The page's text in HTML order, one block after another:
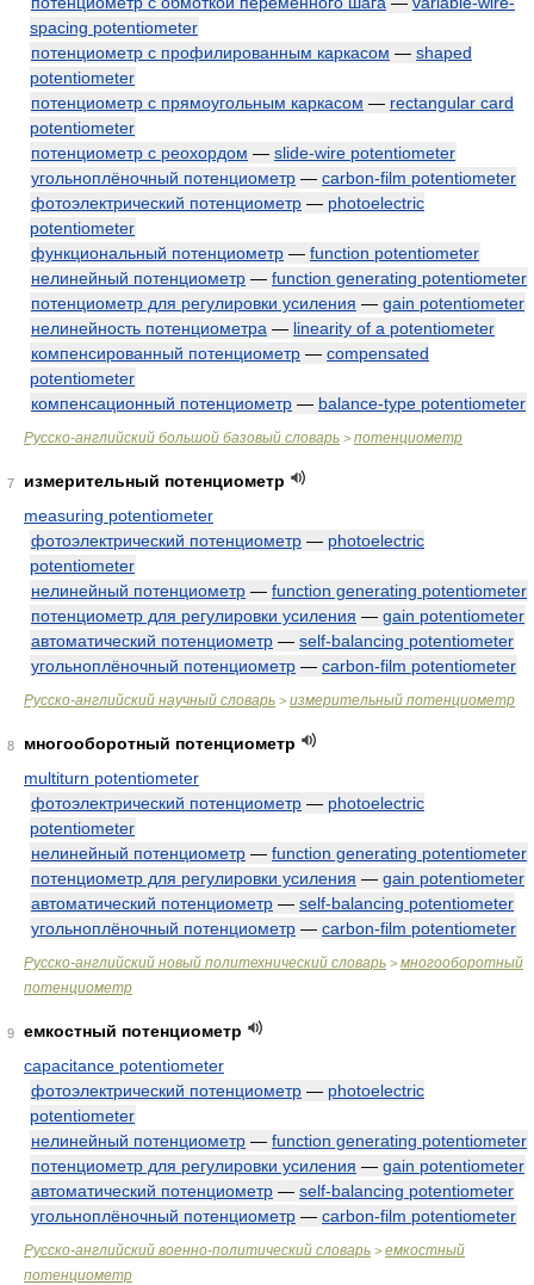
spacing potentiometer
потенциометр с профилированным каркасом — shaped
potentiometer
потенциометр с прямоугольным каркасом — rectangular card
potentiometer
потенциометр с реохордом — slide-wire potentiometer
угольноплёночный потенциометр — carbon-film potentiometer
фотоэлектрический потенциометр — photoelectric
potentiometer
функциональный потенциометр — function potentiometer
нелинейный потенциометр — function generating potentiometer
потенциометр для регулировки усиления — gain potentiometer
нелинейность потенциометра — linearity of a potentiometer
компенсированный потенциометр — compensated
potentiometer
компенсационный потенциометр — balance-type potentiometer
Русско-английский большой базовый словарь > потенциометр
7
измерительный потенциометр
measuring potentiometer
фотоэлектрический потенциометр — photoelectric
potentiometer
нелинейный потенциометр — function generating potentiometer
потенциометр для регулировки усиления — gain potentiometer
автоматический потенциометр — self-balancing potentiometer
угольноплёночный потенциометр — carbon-film potentiometer
Русско-английский научный словарь > измерительный потенциометр
8
многооборотный потенциометр
multiturn potentiometer
фотоэлектрический потенциометр — photoelectric
potentiometer
нелинейный потенциометр — function generating potentiometer
потенциометр для регулировки усиления — gain potentiometer
автоматический потенциометр — self-balancing potentiometer
угольноплёночный потенциометр — carbon-film potentiometer
Русско-английский новый политехнический словарь > многооборотный
потенциометр
9
емкостный потенциометр
capacitance potentiometer
фотоэлектрический потенциометр — photoelectric
potentiometer
нелинейный потенциометр — function generating potentiometer
потенциометр для регулировки усиления — gain potentiometer
автоматический потенциометр — self-balancing potentiometer
угольноплёночный потенциометр — carbon-film potentiometer
Русско-английский военно-политический словарь > емкостный
потенциометр